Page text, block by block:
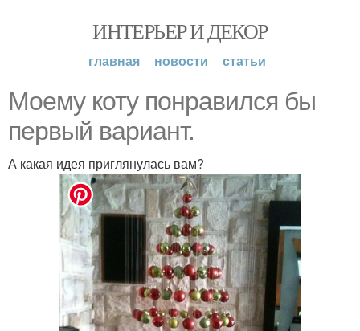
ИНТЕРЬЕР И ДЕКОР
главная новости статьи
Моему коту понравился бы
первый вариант.
А какая идея приглянулась вам?